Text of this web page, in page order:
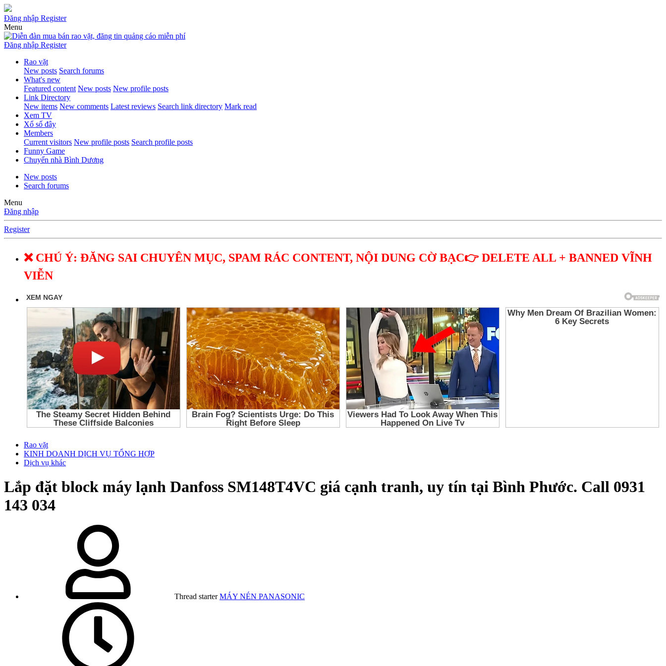
Đăng nhập Register
Menu
Đăng nhập Register
Rao vặt
New posts Search forums
What's new
Featured content New posts New profile posts
Link Directory
New items New comments Latest reviews Search link directory Mark read
Xem TV
Xổ số đây
Members
Current visitors New profile posts Search profile posts
Funny Game
Chuyển nhà Bình Dương
New posts
Search forums
Menu
Đăng nhập
Register
❌ CHÚ Ý: ĐĂNG SAI CHUYÊN MỤC, SPAM RÁC CONTENT, NỘI DUNG CỜ BẠC👉 DELETE ALL + BANNED VĨNH
VIỄN
Rao vặt
KINH DOANH DỊCH VỤ TỔNG HỢP
Dịch vụ khác
Lắp đặt block máy lạnh Danfoss SM148T4VC giá cạnh tranh, uy tín tại Bình Phước. Call 0931
143 034
Thread starter MÁY NÉN PANASONIC